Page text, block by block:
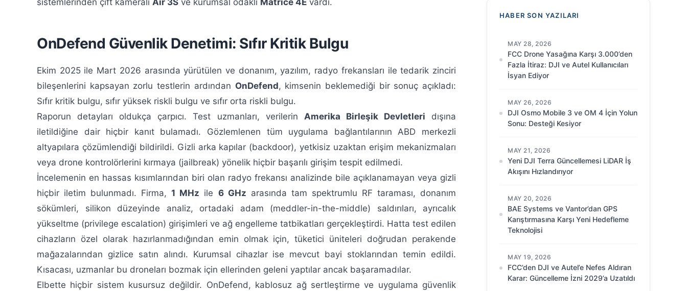
sistemlerinden çift kameralı Air 3S ve kurumsal odaklı Matrice 4E vardı.
OnDefend Güvenlik Denetimi: Sıfır Kritik Bulgu
Ekim 2025 ile Mart 2026 arasında yürütülen ve donanım, yazılım, radyo frekansları ile tedarik zinciri
bileşenlerini kapsayan zorlu testlerin ardından OnDefend, kimsenin beklemediği bir sonuç açıkladı:
Sıfır kritik bulgu, sıfır yüksek riskli bulgu ve sıfır orta riskli bulgu.
Raporun detayları oldukça çarpıcı. Test uzmanları, verilerin Amerika Birleşik Devletleri dışına
iletildiğine dair hiçbir kanıt bulamadı. Gözlemlenen tüm uygulama bağlantılarının ABD merkezli
altyapılara çözümlendiği bildirildi. Gizli arka kapılar (backdoor), yetkisiz uzaktan erişim mekanizmaları
veya drone kontrolörlerini kırmaya (jailbreak) yönelik hiçbir başarılı girişim tespit edilmedi.
İncelemenin en hassas kısımlarından biri olan radyo frekansı analizinde bile açıklanamayan veya gizli
hiçbir iletim bulunmadı. Firma,1 MHz ile 6 GHz arasında tam spektrumlu RF taraması, donanım
sökümleri, silikon düzeyinde analiz, ortadaki adam (meddler-in-the-middle) saldırıları, ayrıcalık
yükseltme (privilege escalation) girişimleri ve ağ engelleme tatbikatları gerçekleştirdi. Hatta test edilen
cihazların özel olarak hazırlanmadığından emin olmak için, tüketici üniteleri doğrudan perakende
mağazalarından gizlice satın alındı. Kurumsal cihazlar ise mevcut bayi stoklarından temin edildi.
Kısacası, uzmanlar bu droneları bozmak için ellerinden geleni yaptılar ancak başaramadılar.
Elbette hiçbir sistem kusursuz değildir. OnDefend, kablosuz ağ sertleştirme ve uygulama güvenlik
HABER SON YAZILARI
MAY 28, 2026
FCC Drone Yasağına Karşı 3.000’den
Fazla İtiraz: DJI ve Autel Kullanıcıları
İsyan Ediyor
MAY 26, 2026
DJI Osmo Mobile 3 ve OM 4 İçin Yolun
Sonu: Desteği Kesiyor
MAY 21, 2026
Yeni DJI Terra Güncellemesi LiDAR İş
Akışını Hızlandırıyor
MAY 20, 2026
BAE Systems ve Vantor’dan GPS
Karıştırmasına Karşı Yeni Hedefleme
Teknolojisi
MAY 19, 2026
FCC’den DJI ve Autel’e Nefes Aldıran
Karar: Güncelleme İzni 2029’a Uzatıldı